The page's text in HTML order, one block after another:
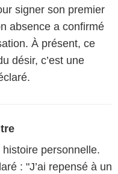
signer son premier
absence a confirmé
À présent, ce
désir, c’est une
histoire personnelle.
: "J’ai repensé à un